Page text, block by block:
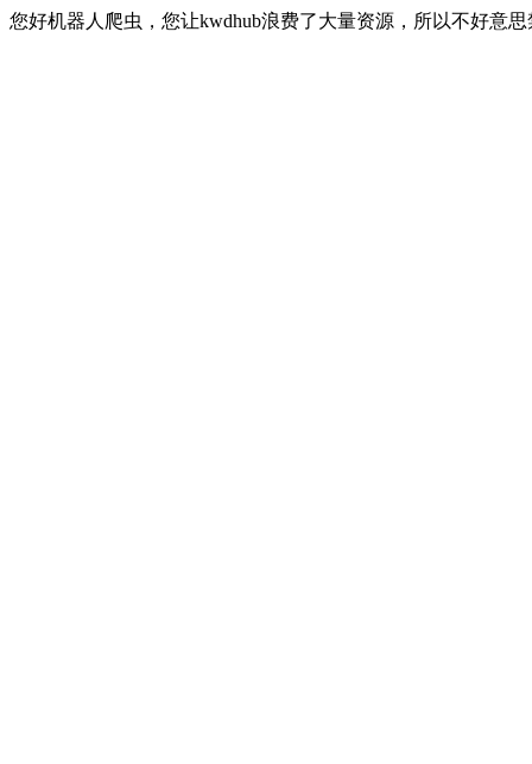
您好机器人爬虫，您让kwdhub浪费了大量资源，所以不好意